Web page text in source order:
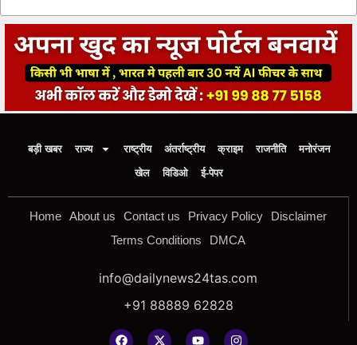
बड़ी खबर राज्य राष्ट्रीय अंतर्राष्ट्रीय क्राइम राजनीति
मनोरंजन
खेल
विडिओ ई-पेपर
Home About us Contact us Privacy Policy
Disclaimer
Terms Conditions
DMCA
info@dailynews24tas.com
+91 88889 62828